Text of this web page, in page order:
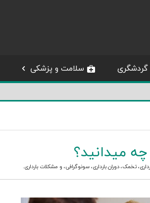
گردشگری سلامت و پزشکی
میدانید؟
،تخمک،دوران بارداری،سونوگرافی، و مشکلات بارداری.